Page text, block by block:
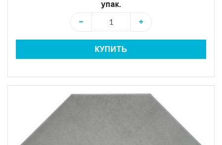
упак.
−
+
КУПИТЬ